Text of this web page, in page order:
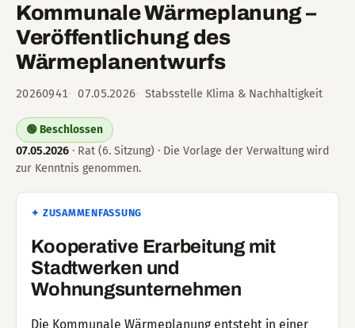
Kommunale Wärmeplanung –
Veröffentlichung des
Wärmeplanentwurfs
20260941 07.05.2026 Stabsstelle Klima & Nachhaltigkeit
🟢 Beschlossen
07.05.2026 · Rat (6. Sitzung) · Die Vorlage der Verwaltung wird
zur Kenntnis genommen.
✦ ZUSAMMENFASSUNG
Kooperative Erarbeitung mit
Stadtwerken und
Wohnungsunternehmen
Die Kommunale Wärmeplanung entsteht in einer